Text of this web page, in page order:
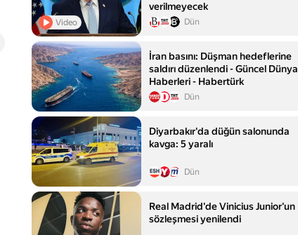
orduyorum.com5
Video
verilmeyecek
Dün
İran basını: Düşman hedeflerine
saldırı düzenlendi - Güncel Dünya
Haberleri - Habertürk
Dün
Diyarbakır'da düğün salonunda
kavga: 5 yaralı
Dün
Real Madrid'de Vinicius Junior'un
sözleşmesi yenilendi